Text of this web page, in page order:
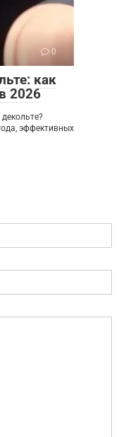
0
как
2026
эффективных